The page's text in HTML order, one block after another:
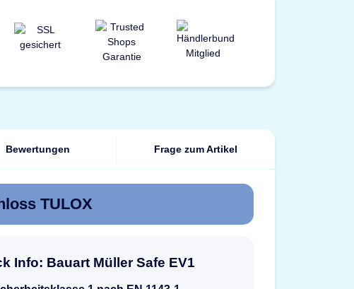
Bewertungen Frage zum Artikel
TULOX
Info: Bauart Müller Safe EV1